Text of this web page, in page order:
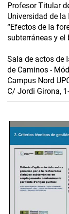
Profesor Titular
Universidad de la
“Efectos de la
subterráneas y el
Sala de actos de
de Caminos -
Campus Nord
C/ Jordi Girona,